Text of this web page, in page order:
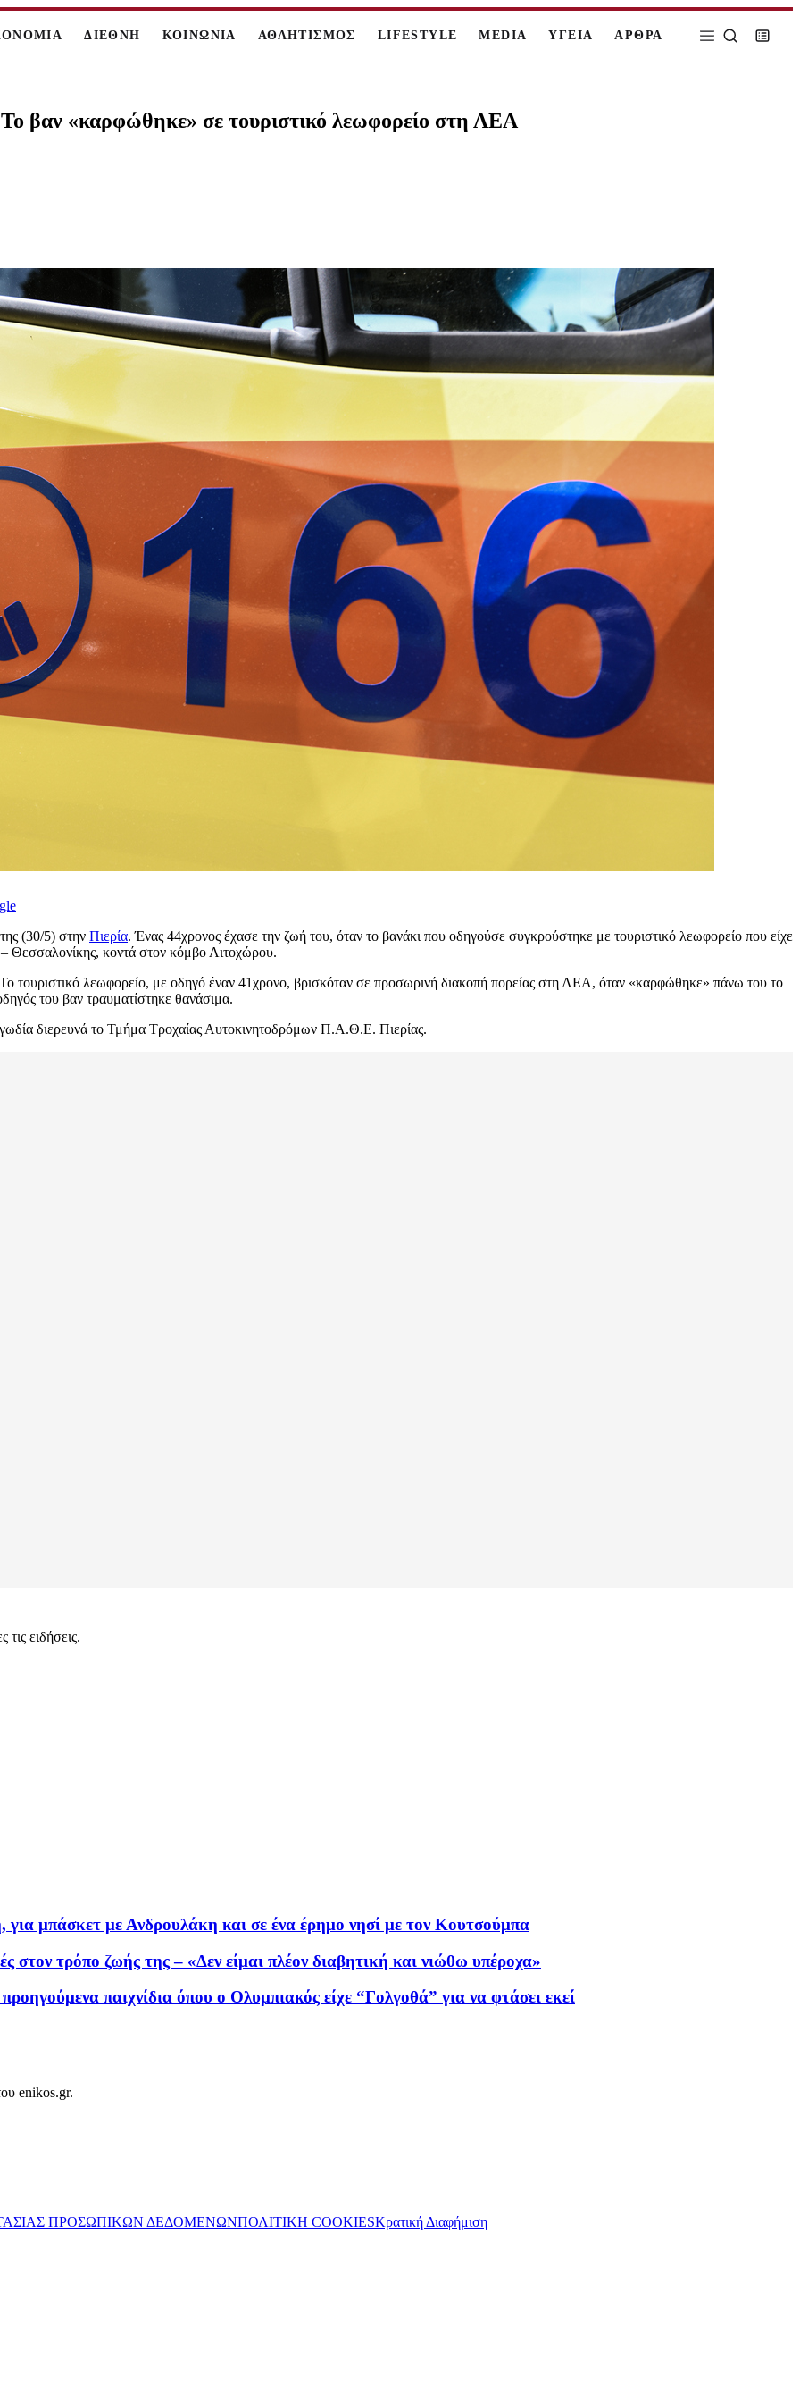
ΔΙΕΘΝΗ ΚΟΙΝΩΝΙΑ ΑΘΛΗΤΙΣΜΟΣ LIFESTYLE MEDIA ΥΓΕΙΑ ΑΡΘΡΑ
βαν «καρφώθηκε» σε τουριστικό λεωφορείο στη ΛΕΑ
(30/5) στην Πιερία. Ένας 44χρονος έχασε την ζωή του, όταν το βανάκι που οδηγούσε συγκρούστηκε με τουριστικό λεωφορείο που είχε
Θεσσαλονίκης, κοντά στον κόμβο Λιτοχώρου.
τουριστικό λεωφορείο, με οδηγό έναν 41χρονο, βρισκόταν σε προσωρινή διακοπή πορείας στη ΛΕΑ, όταν «καρφώθηκε» πάνω του το
του βαν τραυματίστηκε θανάσιμα.
διερευνά το Τμήμα Τροχαίας Αυτοκινητοδρόμων Π.Α.Θ.Ε. Πιερίας.
τις ειδήσεις.
μπάσκετ με Ανδρουλάκη και σε ένα έρημο νησί με τον Κουτσούμπα
στον τρόπο ζωής της – «Δεν είμαι πλέον διαβητική και νιώθω υπέροχα»
παιχνίδια όπου ο Ολυμπιακός είχε “Γολγοθά” για να φτάσει εκεί
enikos.gr.
ΠΡΟΣΩΠΙΚΩΝ ΔΕΔΟΜΕΝΩΝΠΟΛΙΤΙΚΗ COOKIESΚρατική Διαφήμιση